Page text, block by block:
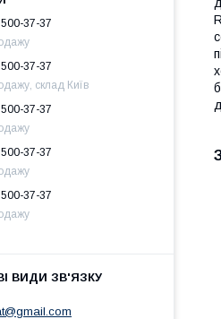
37-37
37-37
склад Київ
37-37
37-37
37-37